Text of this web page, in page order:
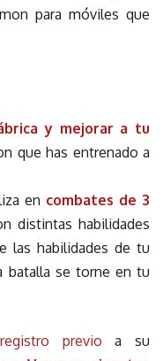
para móviles que
y mejorar a tu
que has entrenado a
en combates de 3
distintas habilidades
las habilidades de tu
batalla se torne en tu
registro previo a su